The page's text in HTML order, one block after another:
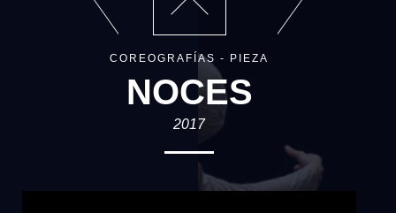
COREOGRAFÍAS - PIEZA
NOCES
2017